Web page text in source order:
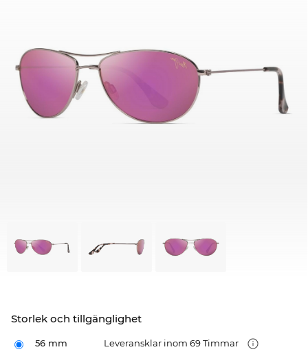
Storlek och tillgänglighet
56 mm Leveransklar inom 69 Timmar